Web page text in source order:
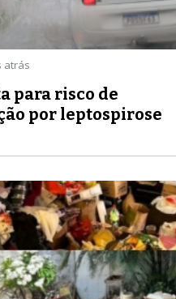
atrás
para risco de
por leptospirose